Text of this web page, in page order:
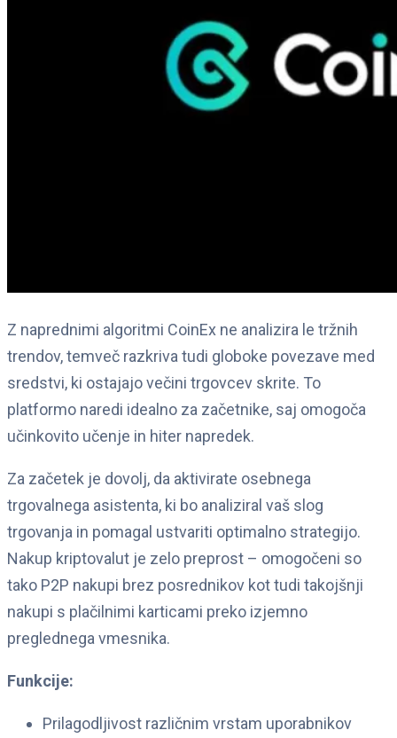
Z naprednimi algoritmi CoinEx ne analizira le tržnih
trendov, temveč razkriva tudi globoke povezave med
sredstvi, ki ostajajo večini trgovcev skrite. To
platformo naredi idealno za začetnike, saj omogoča
učinkovito učenje in hiter napredek.
Za začetek je dovolj, da aktivirate osebnega
trgovalnega asistenta, ki bo analiziral vaš slog
trgovanja in pomagal ustvariti optimalno strategijo.
Nakup kriptovalut je zelo preprost – omogočeni so
tako P2P nakupi brez posrednikov kot tudi takojšnji
nakupi s plačilnimi karticami preko izjemno
preglednega vmesnika.
Funkcije:
Prilagodljivost različnim vrstam uporabnikov